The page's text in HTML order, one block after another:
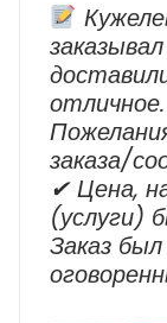
заказа/
✔ Цена,
(услуги)
Заказ